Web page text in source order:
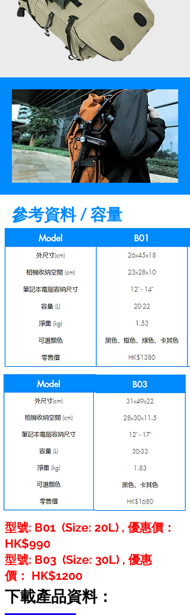
參考資料 / 容量
型號: B01 (Size: 20L) , 優惠價：
HK$990
型號: B03 (Size: 30L) , 優惠
價： HK$1200
下載產品資料：